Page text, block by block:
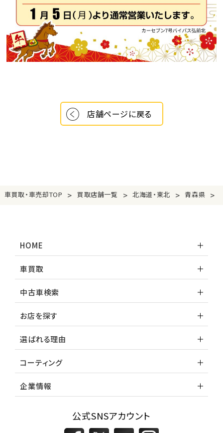
店舗ページに戻る
車買取・車売却TOP > 買取店舗一覧 > 北海道・東北 > 青森県 >
HOME
車買取
中古車検索
お店を探す
選ばれる理由
コーティング
企業情報
公式SNSアカウント